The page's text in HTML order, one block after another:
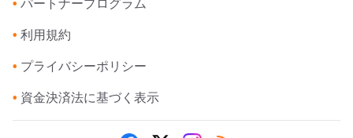
• パートナープログラム
• 利用規約
• プライバシーポリシー
• 資金決済法に基づく表示